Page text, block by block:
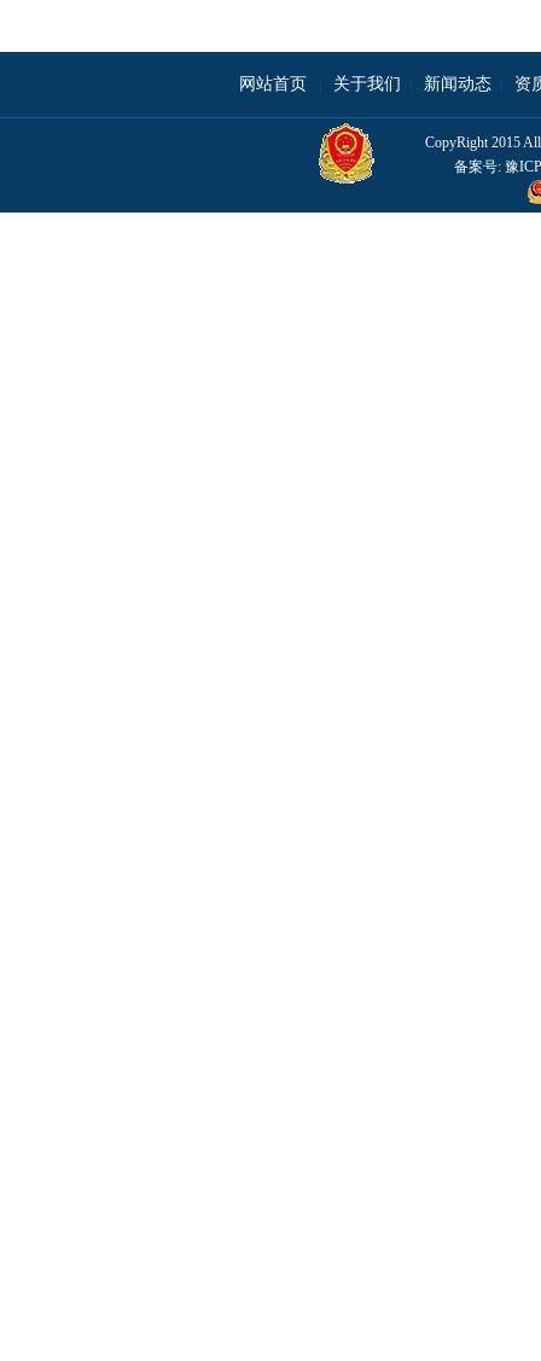
网站首页 关于我们 新闻动态 资
CopyRight 2015
备案号: 豫